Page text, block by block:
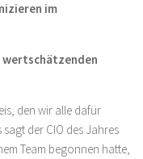
im
wertschätzenden
den wir alle dafür
der CIO des Jahres
Team begonnen hatte,